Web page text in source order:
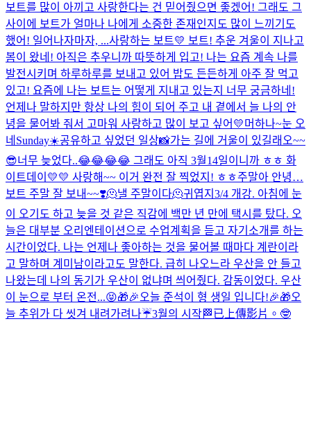
보트를 많이 아끼고 사랑한다는 건 믿어줬으면 좋겠어! 그래도 그
사이에 보트가 얼마나 나에게 소중한 존재인지도 많이 느끼기도
했어! 일어나자마자, ...사랑하는 보트💛 보트! 추운 겨울이 지나고
봄이 왔네! 아직은 추우니까 따뜻하게 입고! 나는 요즘 계속 나를
발전시키며 하루하루를 보내고 있어 밥도 든든하게 아주 잘 먹고
있고! 요즘에 나는 보트는 어떻게 지내고 있는지 너무 궁금하네!
언제나 말하지만 항상 나의 힘이 되어 주고 내 곁에서 늘 나의 안
녕을 물어봐 줘서 고마워 사랑하고 많이 보고 싶어💛머하나~눈 오
네 Sunday☀️공유하고 싶었던 일상📸가는 길에 거울이 있길래오~~
😎너무 늦었다..😂😂😂😂 그래도 아직 3월14일이니까 ㅎㅎ 화
이트데이💛💛 사랑해~~ 이거 완전 잘 찍었지! ㅎㅎ주말아 안녕…
보트 주말 잘 보내~~❣️🫠낼 주말이다🫠귀엽지 3/4 개강. 아침에 눈
이 오기도 하고 늦을 것 같은 직감에 백만 년 만에 택시를 탔다. 오
늘은 대부분 오리엔테이션으로 수업계획을 듣고 자기소개를 하는
시간이었다. 나는 언제나 좋아하는 것을 물어볼 때마다 계란이라
고 말하며 계미남이라고도 말한다. 급히 나오느라 우산을 안 들고
나왔는데 나의 동기가 우산이 없냐며 씌어줬다. 감동이었다. 우산
이 눈으로 부터 온전...😝🎁🎉오늘 준석이 형 생일 입니다!🎉🎁오
늘 추위가 다 씻겨 내려가려나☔️3월의 시작🏁已上傳影片。 🤓